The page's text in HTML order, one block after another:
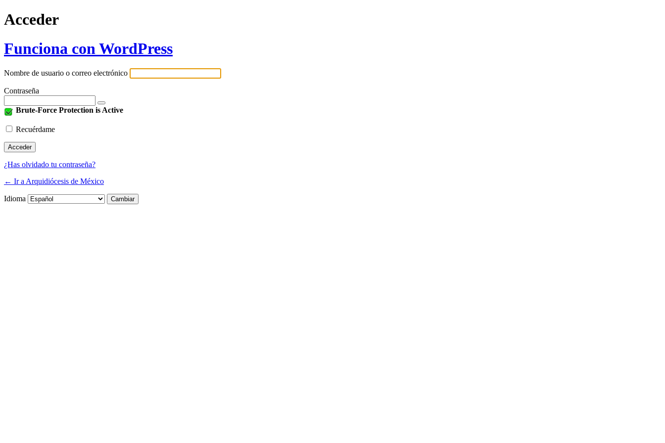
Acceder
Funciona con WordPress
Nombre de usuario o correo electrónico
Contraseña
Brute-Force Protection is Active
Recuérdame
¿Has olvidado tu contraseña?
← Ir a Arquidiócesis de México
Idioma